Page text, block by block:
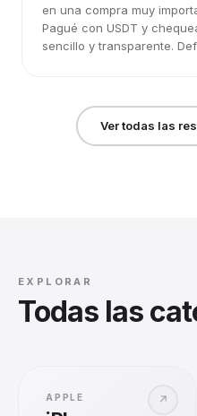
en una compra muy
Pagué con USDT y
sencillo y transparente.
Ver todas las
EXPLORAR
Todas las
↗
APPLE